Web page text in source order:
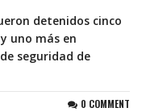
detenidos cinco
uno más en
seguridad de
0 COMMENT